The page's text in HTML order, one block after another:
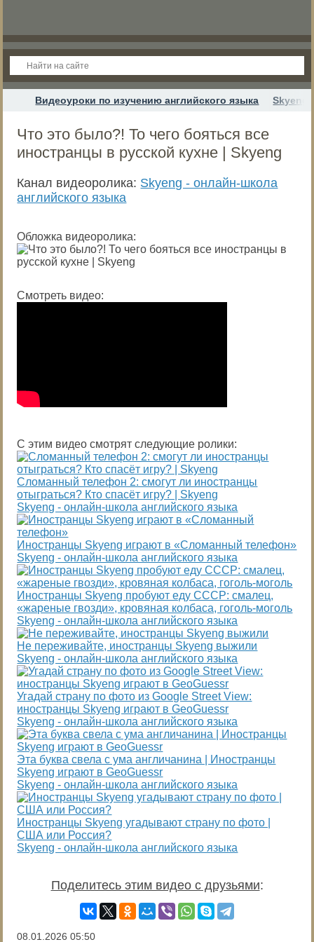
Видеоуроки по изучению английского языка Skyeng
Что это было?! То чего бояться все
иностранцы в русской кухне | Skyeng
Канал видеоролика: Skyeng - онлайн-школа
английского языка
Обложка видеоролика:
Смотреть видео:
С этим видео смотрят следующие ролики:
Сломанный телефон 2: смогут ли иностранцы
отыграться? Кто спасёт игру? | Skyeng
Skyeng - онлайн-школа английского языка
Иностранцы Skyeng играют в «Сломанный телефон»
Skyeng - онлайн-школа английского языка
Иностранцы Skyeng пробуют еду СССР: смалец,
«жареные гвозди», кровяная колбаса, гоголь-моголь
Skyeng - онлайн-школа английского языка
Не переживайте, иностранцы Skyeng выжили
Skyeng - онлайн-школа английского языка
Угадай страну по фото из Google Street View:
иностранцы Skyeng играют в GeoGuessr
Skyeng - онлайн-школа английского языка
Эта буква свела с ума англичанина | Иностранцы
Skyeng играют в GeoGuessr
Skyeng - онлайн-школа английского языка
Иностранцы Skyeng угадывают страну по фото |
CША или Россия?
Skyeng - онлайн-школа английского языка
Поделитесь этим видео с друзьями:
08.01.2026 05:50